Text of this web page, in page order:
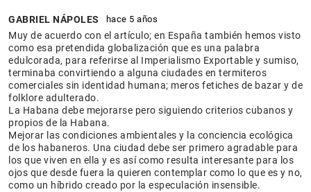
GABRIEL NÁPOLES hace 5 años
Muy de acuerdo con el artículo; en España también hemos visto
como esa pretendida globalización que es una palabra
edulcorada, para referirse al Imperialismo Exportable y sumiso,
terminaba convirtiendo a alguna ciudades en termiteros
comerciales sin identidad humana; meros fetiches de bazar y de
folklore adulterado.
La Habana debe mejorarse pero siguiendo criterios cubanos y
propios de la Habana.
Mejorar las condiciones ambientales y la conciencia ecológica
de los habaneros. Una ciudad debe ser primero agradable para
los que viven en ella y es así como resulta interesante para los
ojos que desde fuera la quieren contemplar como lo que es y no,
como un híbrido creado por la especulación insensible.